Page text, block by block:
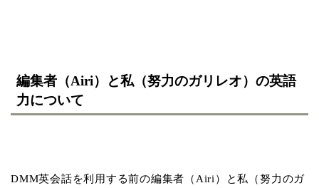
編集者（Airi）と私（努力のガリレオ）の英語
力について
DMM英会話を利用する前の編集者（Airi）と私（努力のガ